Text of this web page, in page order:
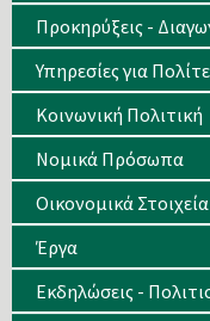
Προκηρύξεις -
Υπηρεσίες για
Κοινωνική Πολιτική
Νομικά Πρόσωπα
Οικονομικά Στοιχεία
Έργα
Εκδηλώσεις -